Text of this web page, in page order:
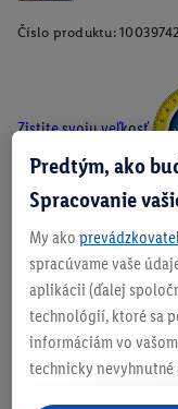
Číslo produktu:
Zistite svoju veľkosť
O produkte
Predtým, ako
Spracovanie
My ako
spracúvame vaše
aplikácii (ďalej
technológií, ktoré sa
informáciám vo
technicky nevyhnutné